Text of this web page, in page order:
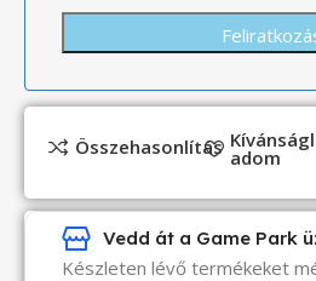
Összehasonlítás adom
Vedd át a Game Park
Készleten lévő termékeket